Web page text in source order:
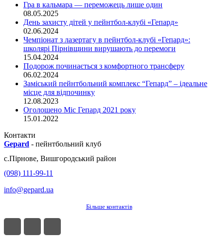
Гра в кальмара — переможець лише один
08.05.2025
День захисту дітей у пейнтбол-клубі «Гепард»
02.06.2024
Чемпіонат з лазертагу в пейнтбол-клубі «Гепард»:
школярі Пірнівщини вирушають до перемоги
15.04.2024
Подорож починається з комфортного трансферу
06.02.2024
Заміський пейнтбольний комплекс “Гепард” – ідеальне
місце для відпочинку
12.08.2023
Оголошено Міс Гепард 2021 року
15.01.2022
Контакти
Gepard - пейнтбольний клуб
с.Пірнове, Вишгородський район
(098) 111-99-11
info@gepard.ua
Більше контактів